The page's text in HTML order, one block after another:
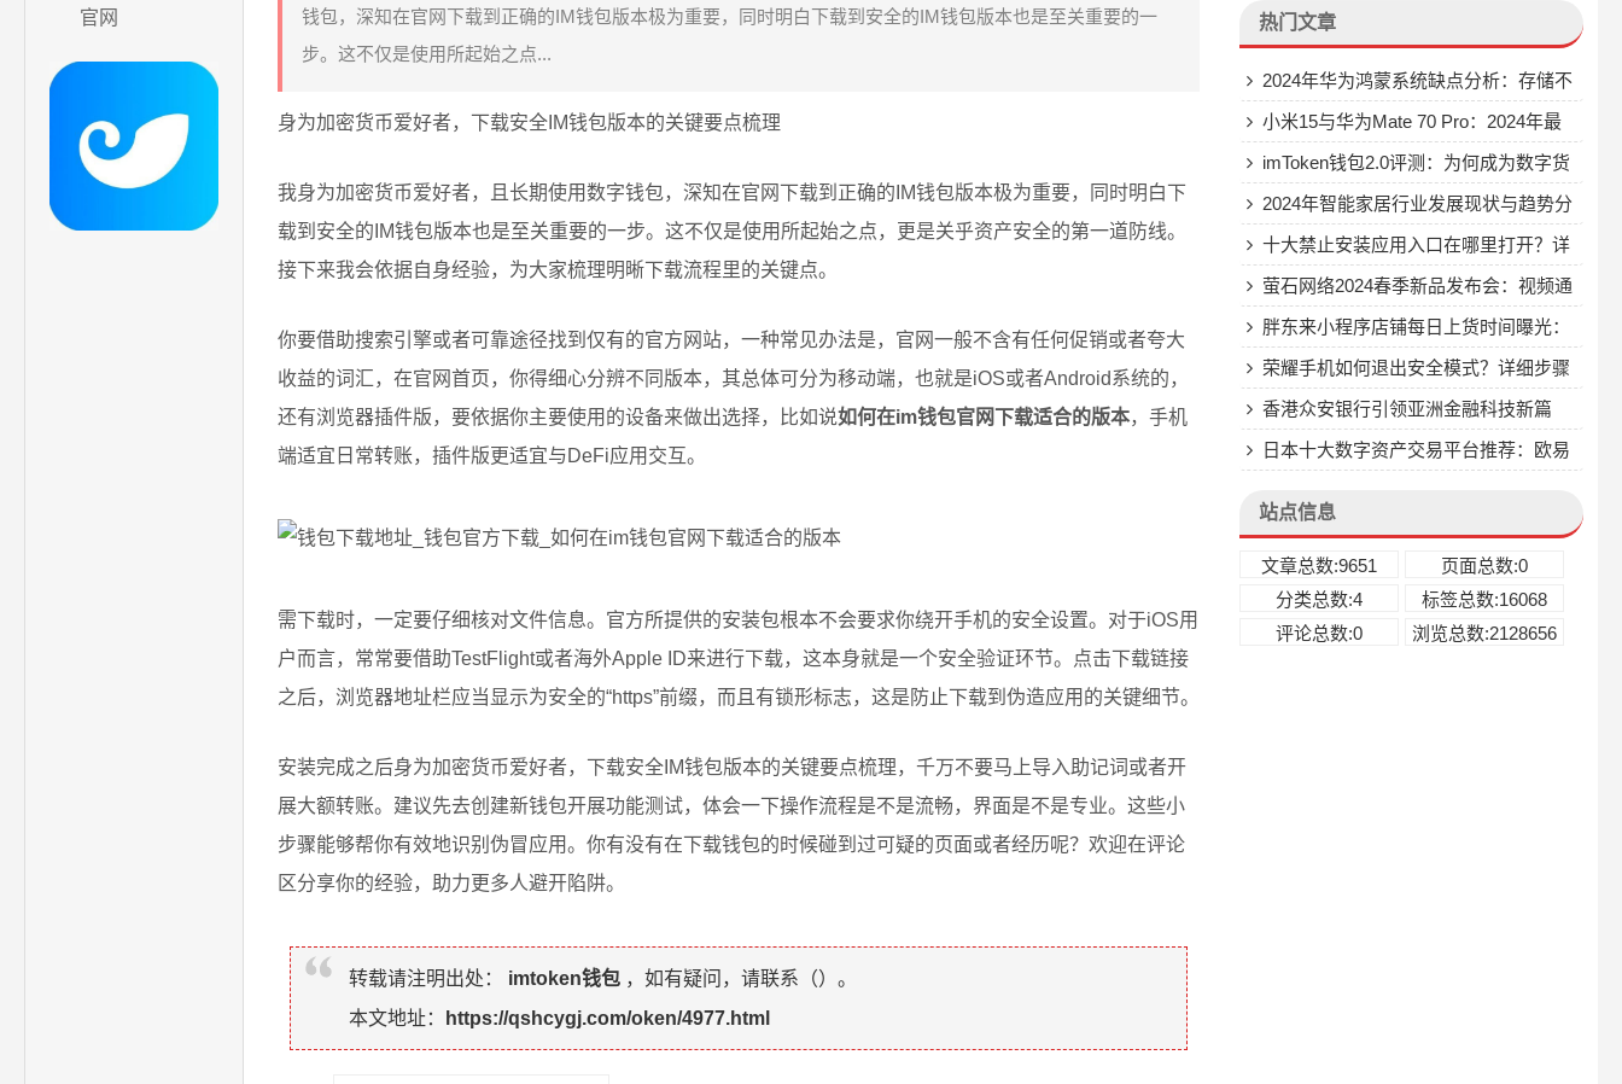
官网
钱包，深知在官网下载到正确的IM钱包版本极为重要，同时明白下载到安全的IM钱包版本也是至关重要的一
步。这不仅是使用所起始之点...
身为加密货币爱好者，下载安全IM钱包版本的关键要点梳理
我身为加密货币爱好者，且长期使用数字钱包，深知在官网下载到正确的IM钱包版本极为重要，同时明白下
载到安全的IM钱包版本也是至关重要的一步。这不仅是使用所起始之点，更是关乎资产安全的第一道防线。
接下来我会依据自身经验，为大家梳理明晰下载流程里的关键点。
你要借助搜索引擎或者可靠途径找到仅有的官方网站，一种常见办法是，官网一般不含有任何促销或者夸大
收益的词汇，在官网首页，你得细心分辨不同版本，其总体可分为移动端，也就是iOS或者Android系统的，
还有浏览器插件版，要依据你主要使用的设备来做出选择，比如说如何在im钱包官网下载适合的版本，手机
端适宜日常转账，插件版更适宜与DeFi应用交互。
需下载时，一定要仔细核对文件信息。官方所提供的安装包根本不会要求你绕开手机的安全设置。对于iOS用
户而言，常常要借助TestFlight或者海外Apple ID来进行下载，这本身就是一个安全验证环节。点击下载链接
之后，浏览器地址栏应当显示为安全的“https”前缀，而且有锁形标志，这是防止下载到伪造应用的关键细节。
安装完成之后身为加密货币爱好者，下载安全IM钱包版本的关键要点梳理，千万不要马上导入助记词或者开
展大额转账。建议先去创建新钱包开展功能测试，体会一下操作流程是不是流畅，界面是不是专业。这些小
步骤能够帮你有效地识别伪冒应用。你有没有在下载钱包的时候碰到过可疑的页面或者经历呢？欢迎在评论
区分享你的经验，助力更多人避开陷阱。
转载请注明出处： imtoken钱包 ，如有疑问，请联系（）。
本文地址：
https://qshcygj.com/oken/4977.html
热门文章
2024年华为鸿蒙系统缺点分析：存储不
足、界面单调、资源消耗大、安全性漏洞
小米15与华为Mate 70 Pro：2024年最
受关注的旗舰手机对比分析
imToken钱包2.0评测：为何成为数字货
币投资者的首选安全钱包？
2024年智能家居行业发展现状与趋势分
析：物联网、云计算、人工智能推动市场
快速增长
十大禁止安装应用入口在哪里打开？详
细解答与实用解决方案
萤石网络2024春季新品发布会：视频通
话摄像机S10等多款智能家居产品重磅发
布
胖东来小程序店铺每日上货时间曝光：
上午9点准时抢购，掌握这些技巧轻松购
得心仪商品
荣耀手机如何退出安全模式？详细步骤
与原因解析
香港众安银行引领亚洲金融科技新篇
章：首家提供加密货币交易服务的数字银
日本十大数字资产交易平台推荐：欧易
稳定性合约
站点信息
文章总数:9651
页面总数:0
分类总数:4
标签总数:16068
评论总数:0
浏览总数:2128656